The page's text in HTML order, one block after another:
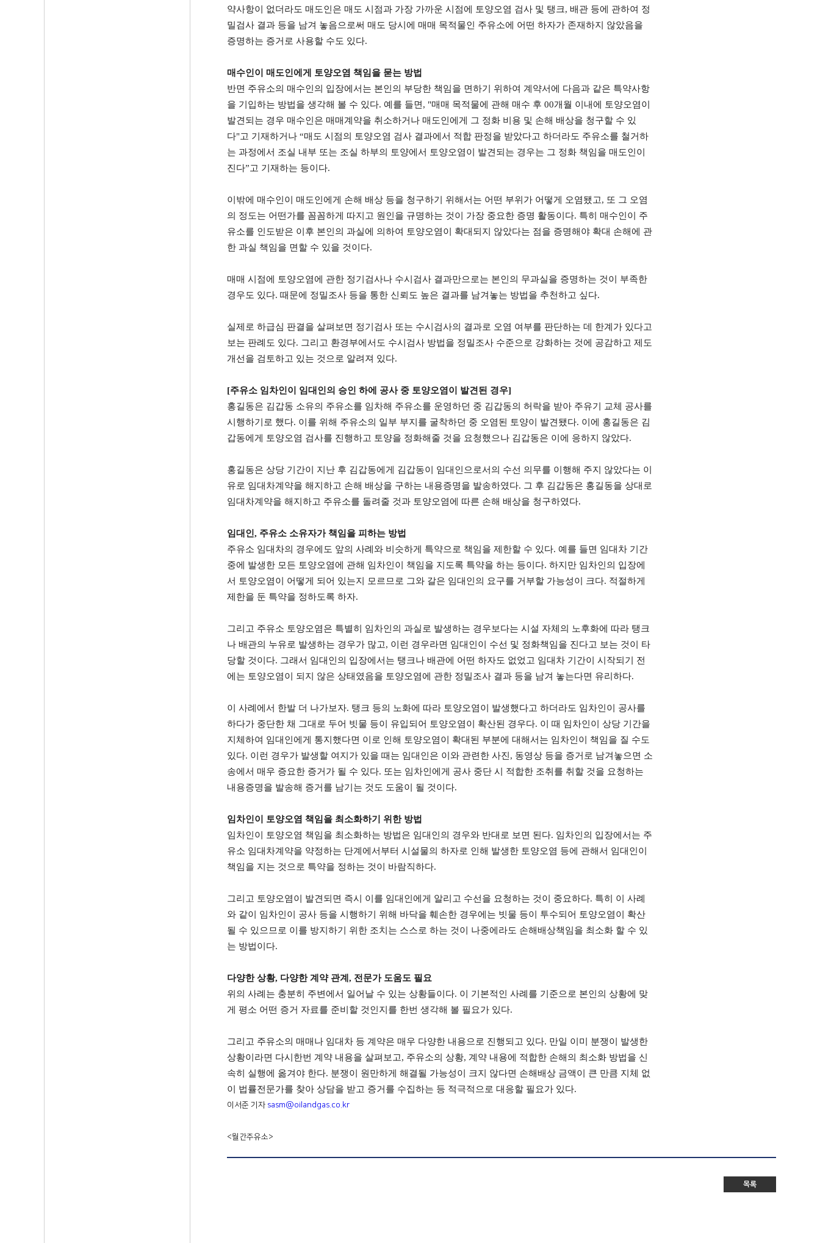
약사항이 없더라도 매도인은 매도 시점과 가장 가까운 시점에 토양오염 검사 및 탱크, 배관 등에 관하여 정
밀검사 결과 등을 남겨 놓음으로써 매도 당시에 매매 목적물인 주유소에 어떤 하자가 존재하지 않았음을
증명하는 증거로 사용할 수도 있다.
매수인이 매도인에게 토양오염 책임을 묻는 방법
반면 주유소의 매수인의 입장에서는 본인의 부당한 책임을 면하기 위하여 계약서에 다음과 같은 특약사항
을 기입하는 방법을 생각해 볼 수 있다. 예를 들면 , "매매 목적물에 관해 매수 후 00개월 이내에 토양오염이
발견되는 경우 매수인은 매매계약을 취소하거나 매도인에게 그 정화 비용 및 손해 배상을 청구할 수 있
다"고 기재하거나 “매도 시점의 토양오염 검사 결과에서 적합 판정을 받았다고 하더라도 주유소를 철거하
는 과정에서 조실 내부 또는 조실 하부의 토양에서 토양오염이 발견되는 경우는 그 정화 책임을 매도인이
진다”고 기재하는 등이다.
이밖에 매수인이 매도인에게 손해 배상 등을 청구하기 위해서는 어떤 부위가 어떻게 오염됐고, 또 그 오염
의 정도는 어떤가를 꼼꼼하게 따지고 원인을 규명하는 것이 가장 중요한 증명 활동이다. 특히 매수인이 주
유소를 인도받은 이후 본인의 과실에 의하여 토양오염이 확대되지 않았다는 점을 증명해야 확대 손해에 관
한 과실 책임을 면할 수 있을 것이다.
매매 시점에 토양오염에 관한 정기검사나 수시검사 결과만으로는 본인의 무과실을 증명하는 것이 부족한
경우도 있다. 때문에 정밀조사 등을 통한 신뢰도 높은 결과를 남겨놓는 방법을 추천하고 싶다.
실제로 하급심 판결을 살펴보면 정기검사 또는 수시검사의 결과로 오염 여부를 판단하는 데 한계가 있다고
보는 판례도 있다. 그리고 환경부에서도 수시검사 방법을 정밀조사 수준으로 강화하는 것에 공감하고 제도
개선을 검토하고 있는 것으로 알려져 있다.
[주유소 임차인이 임대인의 승인 하에 공사 중 토양오염이 발견된 경우]
홍길동은 김갑동 소유의 주유소를 임차해 주유소를 운영하던 중 김갑동의 허락을 받아 주유기 교체 공사를
시행하기로 했다. 이를 위해 주유소의 일부 부지를 굴착하던 중 오염된 토양이 발견됐다. 이에 홍길동은 김
갑동에게 토양오염 검사를 진행하고 토양을 정화해줄 것을 요청했으나 김갑동은 이에 응하지 않았다.
홍길동은 상당 기간이 지난 후 김갑동에게 김갑동이 임대인으로서의 수선 의무를 이행해 주지 않았다는 이
유로 임대차계약을 해지하고 손해 배상을 구하는 내용증명을 발송하였다. 그 후 김갑동은 홍길동을 상대로
임대차계약을 해지하고 주유소를 돌려줄 것과 토양오염에 따른 손해 배상을 청구하였다.
임대인 , 주유소 소유자가 책임을 피하는 방법
주유소 임대차의 경우에도 앞의 사례와 비슷하게 특약으로 책임을 제한할 수 있다. 예를 들면 임대차 기간
중에 발생한 모든 토양오염에 관해 임차인이 책임을 지도록 특약을 하는 등이다. 하지만 임차인의 입장에
서 토양오염이 어떻게 되어 있는지 모르므로 그와 갈은 임대인의 요구를 거부할 가능성이 크다. 적절하게
제한을 둔 특약을 정하도록 하자.
그리고 주유소 토양오염은 특별히 임차인의 과실로 발생하는 경우보다는 시설 자체의 노후화에 따라 탱크
나 배관의 누유로 발생하는 경우가 많고, 이런 경우라면 임대인이 수선 및 정화책임을 진다고 보는 것이 타
당할 것이다. 그래서 임대인의 입장에서는 탱크나 배관에 어떤 하자도 없었고 임대차 기간이 시작되기 전
에는 토양오염이 되지 않은 상태였음을 토양오염에 관한 정밀조사 결과 등을 남겨 놓는다면 유리하다.
이 사례에서 한발 더 나가보자. 탱크 등의 노화에 따라 토양오염이 발생했다고 하더라도 임차인이 공사를
하다가 중단한 채 그대로 두어 빗물 등이 유입되어 토양오염이 확산된 경우다. 이 때 임차인이 상당 기간을
지체하여 임대인에게 통지했다면 이로 인해 토양오염이 확대된 부분에 대해서는 임차인이 책임을 질 수도
있다. 이런 경우가 발생할 여지가 있을 때는 임대인은 이와 관련한 사진 , 동영상 등을 증거로 남겨놓으면 소
송에서 매우 증요한 증거가 될 수 있다. 또는 임차인에게 공사 중단 시 적합한 조취를 취할 것을 요청하는
내용증명을 발송해 증거를 남기는 것도 도움이 될 것이다.
임차인이 토양오염 책임을 최소화하기 위한 방법
임차인이 토양오염 책임을 최소화하는 방법은 임대인의 경우와 반대로 보면 된다. 임차인의 입장에서는 주
유소 임대차계약을 약정하는 단계에서부터 시설물의 하자로 인해 발생한 토양오염 등에 관해서 임대인이
책임을 지는 것으로 특약을 정하는 것이 바람직하다.
그리고 토양오염이 발견되면 즉시 이를 임대인에게 알리고 수선을 요청하는 것이 중요하다. 특히 이 사례
와 같이 임차인이 공사 등을 시행하기 위해 바닥을 훼손한 경우에는 빗물 등이 투수되어 토양오염이 확산
될 수 있으므로 이를 방지하기 위한 조치는 스스로 하는 것이 나중에라도 손해배상책임을 최소화 할 수 있
는 방법이다.
다양한 상황, 다양한 계약 관계 , 전문가 도움도 필요
위의 사례는 충분히 주변에서 일어날 수 있는 상황들이다. 이 기본적인 사례를 기준으로 본인의 상황에 맞
게 평소 어떤 증거 자료를 준비할 것인지를 한번 생각해 볼 필요가 있다.
그리고 주유소의 매매나 임대차 등 계약은 매우 다양한 내용으로 진행되고 있다. 만일 이미 분쟁이 발생한
상황이라면 다시한번 계약 내용을 살펴보고, 주유소의 상황, 계약 내용에 적합한 손해의 최소화 방법을 신
속히 실행에 옮겨야 한다. 분쟁이 원만하게 해결될 가능성이 크지 않다면 손해배상 금액이 큰 만큼 지체 없
이 법률전문가를 찾아 상담을 받고 증거를 수집하는 등 적극적으로 대응할 필요가 있다.
이서준 기자 sasm@oilandgas.co.kr
<월간주유소>
목록